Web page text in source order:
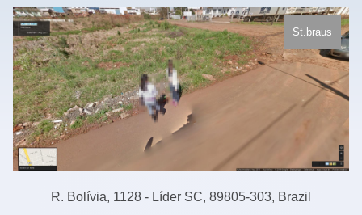
St.braus
R. Bolívia, 1128 - Líder SC, 89805-303, Brazil